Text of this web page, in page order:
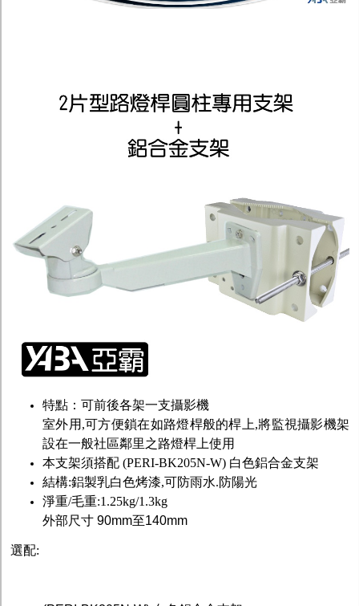
特點：可前後各架一支攝影機
室外用,可方便鎖在如路燈桿般的桿上,將監視攝影機架
設在一般社區鄰里之路燈桿上使用
本支架須搭配 (PERI-BK205N-W) 白色鋁合金支架
結構:鋁製乳白色烤漆,可防雨水.防陽光
淨重/毛重:1.25kg/1.3kg
外部尺寸 90mm至140mm
選配: